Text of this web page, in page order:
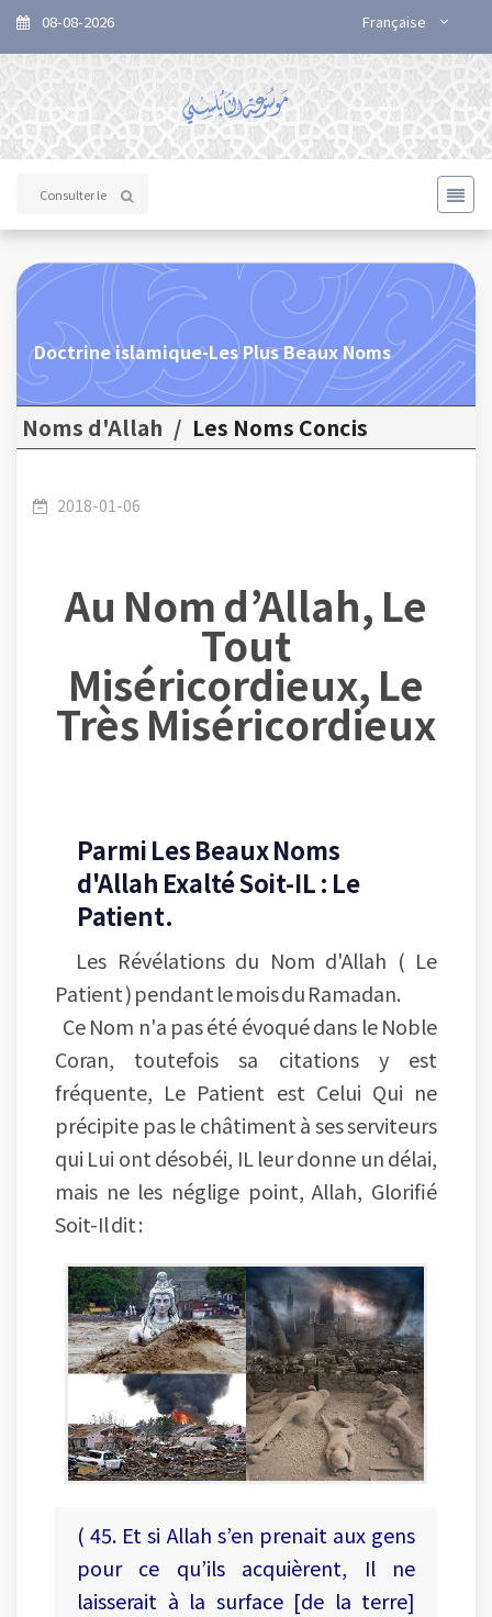
08-08-2026 Française
Doctrine islamique-Les Plus Beaux Noms
d’Allah-Les Noms Concis-La conférence 06 : Le
Patient et sa relation avec Ramadan.
Noms d'Allah / Les Noms Concis
2018-01-06
Au Nom d’Allah, Le
Tout
Miséricordieux, Le
Très Miséricordieux
Parmi Les Beaux Noms
d'Allah Exalté Soit-IL : Le
Patient.
Les Révélations du Nom d'Allah ( Le
Patient ) pendant le mois du Ramadan.
Ce Nom n'a pas été évoqué dans le Noble
Coran, toutefois sa citations y est
fréquente, Le Patient est Celui Qui ne
précipite pas le châtiment à ses serviteurs
qui Lui ont désobéi, IL leur donne un délai,
mais ne les néglige point, Allah, Glorifié
Soit-Il dit :
( 45. Et si Allah s’en prenait aux gens
pour ce qu’ils acquièrent, Il ne
laisserait à la surface [de la terre]